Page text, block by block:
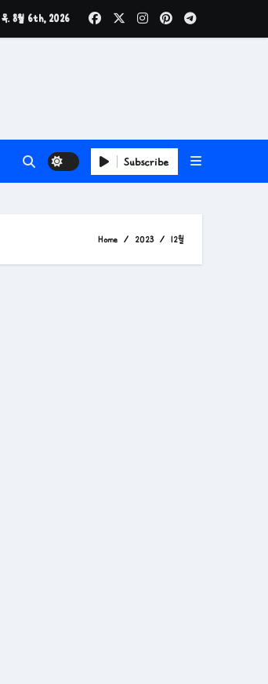
목. 8월 6th, 2026
Subscribe
Home 2023 12월